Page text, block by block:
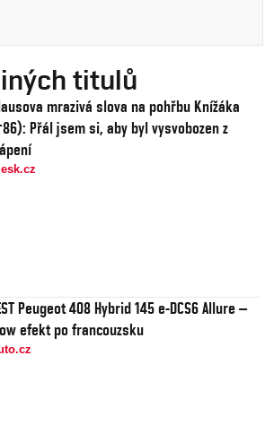
titulů
mrazivá slova na pohřbu Knížáka
Přál jsem si, aby byl vysvobozen z
Peugeot 408 Hybrid 145 e-DCS6 Allure –
efekt po francouzsku